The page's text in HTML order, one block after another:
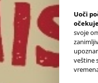
Uoči
svoje
veštine